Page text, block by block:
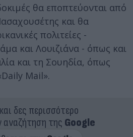
θα εποπτεύονται από
και θα
πολιτείες -
και Λουιζιάνα - όπως και
και τη Σουηδία, όπως
Mail».
δες περισσότερο
αναζήτηση της Google